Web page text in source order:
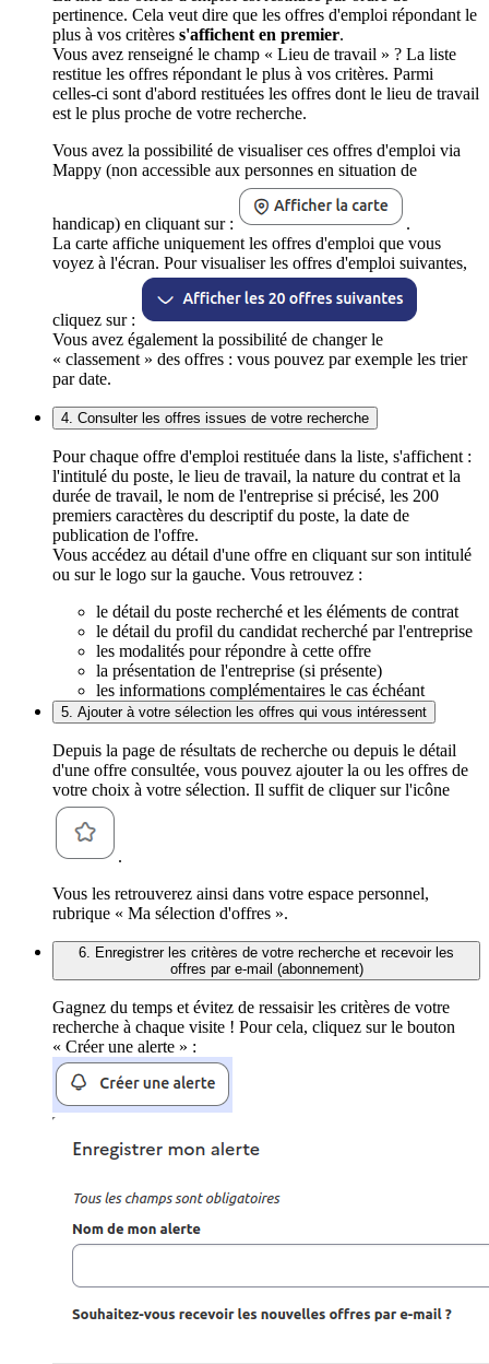
pertinence. Cela veut dire que les offres d'emploi répondant le
plus à vos critères s'affichent en premier.
Vous avez renseigné le champ « Lieu de travail » ? La liste
restitue les offres répondant le plus à vos critères. Parmi
celles-ci sont d'abord restituées les offres dont le lieu de travail
est le plus proche de votre recherche.
Vous avez la possibilité de visualiser ces offres d'emploi via
Mappy (non accessible aux personnes en situation de
handicap) en cliquant sur :
.
La carte affiche uniquement les offres d'emploi que vous
voyez à l'écran. Pour visualiser les offres d'emploi suivantes,
cliquez sur :
Vous avez également la possibilité de changer le
« classement » des offres : vous pouvez par exemple les trier
par date.
4. Consulter les offres issues de votre recherche
Pour chaque offre d'emploi restituée dans la liste, s'affichent :
l'intitulé du poste, le lieu de travail, la nature du contrat et la
durée de travail, le nom de l'entreprise si précisé, les 200
premiers caractères du descriptif du poste, la date de
publication de l'offre.
Vous accédez au détail d'une offre en cliquant sur son intitulé
ou sur le logo sur la gauche. Vous retrouvez :
le détail du poste recherché et les éléments de contrat
le détail du profil du candidat recherché par l'entreprise
les modalités pour répondre à cette offre
la présentation de l'entreprise (si présente)
les informations complémentaires le cas échéant
5. Ajouter à votre sélection les offres qui vous intéressent
Depuis la page de résultats de recherche ou depuis le détail
d'une offre consultée, vous pouvez ajouter la ou les offres de
votre choix à votre sélection. Il suffit de cliquer sur l'icône
.
Vous les retrouverez ainsi dans votre espace personnel,
rubrique « Ma sélection d'offres ».
6. Enregistrer les critères de votre recherche et recevoir les
offres par e-mail (abonnement)
Gagnez du temps et évitez de ressaisir les critères de votre
recherche à chaque visite ! Pour cela, cliquez sur le bouton
« Créer une alerte » :